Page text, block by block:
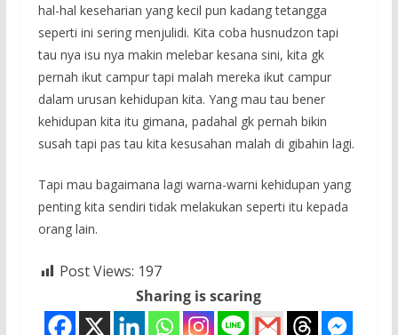
hal-hal keseharian yang kecil pun kadang tetangga
seperti ini sering menjulidi. Kita coba husnudzon tapi
tau nya isu nya makin melebar kesana sini, kita gk
pernah ikut campur tapi malah mereka ikut campur
dalam urusan kehidupan kita. Yang mau tau bener
kehidupan kita itu gimana, padahal gk pernah bikin
susah tapi pas tau kita kesusahan malah di gibahin lagi.
Tapi mau bagaimana lagi warna-warni kehidupan yang
penting kita sendiri tidak melakukan seperti itu kepada
orang lain.
Post Views: 197
Sharing is scaring